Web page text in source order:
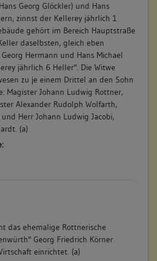
Georg Glöckler) und Hans
zinnst der Kellerey jährlich 1
gehört im Bereich Hauptstraße
daselbsten, gleich eben
Hermann und Hans Michael
jährlich 6 Heller". Die Witwe
zu je einem Drittel an den Sohn
Magister Johann Ludwig Rottner,
Alexander Rudolph Wolfarth,
Herr Johann Ludwig Jacobi,
(a)
das ehemalige Rottnerische
Georg Friedrich Körner
einrichtet. (a)